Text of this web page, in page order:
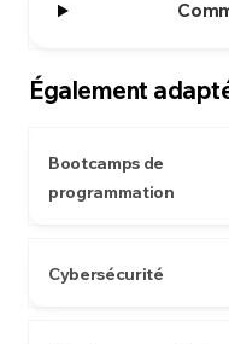
Également
Bootcamps de
programmation
Cybersécurité